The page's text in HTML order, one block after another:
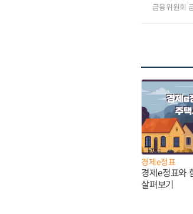
금융위원회
경제e정표
경제e정표와
살펴보기